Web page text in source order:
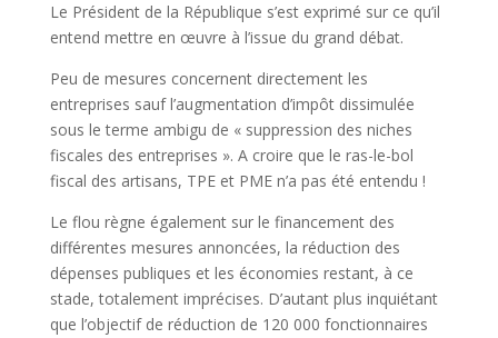
Le Président de la République s’est exprimé sur ce qu’il
entend mettre en œuvre à l’issue du grand débat.
Peu de mesures concernent directement les
entreprises sauf l’augmentation d’impôt dissimulée
sous le terme ambigu de « suppression des niches
fiscales des entreprises ». A croire que le ras-le-bol
fiscal des artisans, TPE et PME n’a pas été entendu !
Le flou règne également sur le financement des
différentes mesures annoncées, la réduction des
dépenses publiques et les économies restant, à ce
stade, totalement imprécises. D’autant plus inquiétant
que l’objectif de réduction de 120 000 fonctionnaires